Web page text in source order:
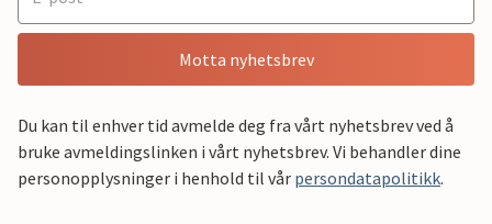
Motta nyhetsbrev
Du kan til enhver tid avmelde deg fra vårt nyhetsbrev ved å
bruke avmeldingslinken i vårt nyhetsbrev. Vi behandler dine
personopplysninger i henhold til vår persondatapolitikk.